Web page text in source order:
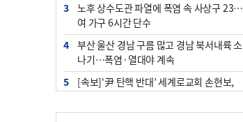
3
노후 상수도관 파열에 폭염 속 사상구 2300
여 가구 6시간 단수
4
부산 울산 경남 구름 많고 경남 북서내륙 소
나기…폭염·열대야 계속
5
[속보]‘尹 탄핵 반대’ 세계로교회 손현보,